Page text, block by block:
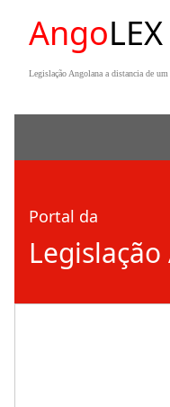
AngoLEX
Legislação Angolana a distancia de
Portal da